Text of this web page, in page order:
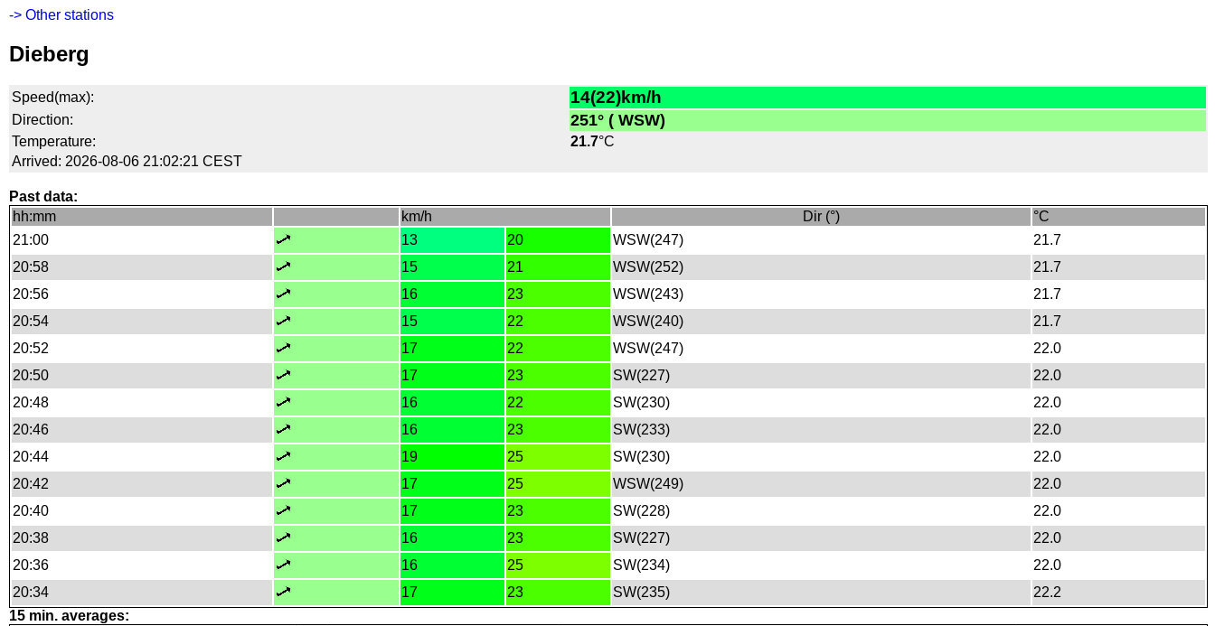
-> Other stations
Dieberg
Speed(max): 14(22)km/h
Direction: 251° ( WSW)
Temperature: 21.7°C
Arrived: 2026-08-06 21:02:21 CEST
Past data:
hh:mm
km/h Dir (°)
°C
21:00
13 20 WSW(247)
21.7
20:58
15 21 WSW(252)
21.7
20:56
16 23 WSW(243)
21.7
20:54
15 22 WSW(240)
21.7
20:52
17 22 WSW(247)
22.0
20:50
17 23 SW(227)
22.0
20:48
16 22 SW(230)
22.0
20:46
16 23 SW(233)
22.0
20:44
19 25 SW(230)
22.0
20:42
17 25 WSW(249)
22.0
20:40
17 23 SW(228)
22.0
20:38
16 23 SW(227)
22.0
20:36
16 25 SW(234)
22.0
20:34
17 23 SW(235)
22.2
15 min. averages: